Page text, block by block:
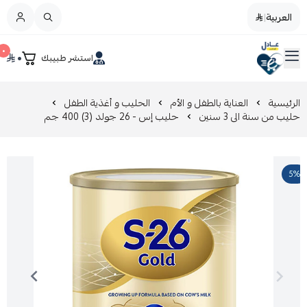
العربية|
صيدليات عادل استشر طبيبك ٠ ٠ القائمة الرئيسية
تخفيضات
عروض التوفير
العناية بالجمال
مزيل طلاء الأظافر
العناية بالطفل و الأم
الرئيسية العناية بالطفل و الأم الحليب و أغذية الطفل
حليب من سنة الى 3 سنين حليب إس - 26 جولد (3) 400 جم
5%